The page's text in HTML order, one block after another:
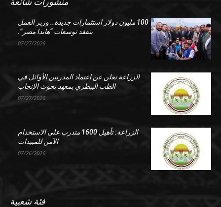
100 مليون دولار استثمارات جديدة.. وزير العمل
يتفقد توسعات “هاندا مصر”.
07/27/2026
الزراعة تعلن عن اعتماد المدربين الأوائل في
الطب البيطري بمعهد بحوث الإنجاب
07/27/2026
الزراعة: تأهيل 1600 متدرب على الاستخدام
الآمن للمبيدات
07/26/2026
فئة شعبية